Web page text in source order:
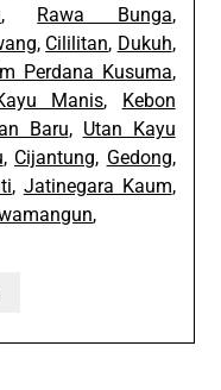
, Rawa Bunga,
, Cililitan, Dukuh,
Perdana Kusuma,
Manis, Kebon
Baru, Utan Kayu
, Cijantung, Gedong,
, Jatinegara Kaum,
,